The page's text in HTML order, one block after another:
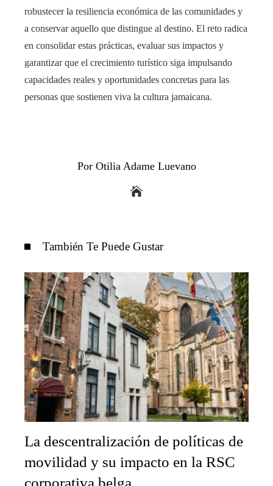
robustecer la resiliencia económica de las comunidades y
a conservar aquello que distingue al destino. El reto radica
en consolidar estas prácticas, evaluar sus impactos y
garantizar que el crecimiento turístico siga impulsando
capacidades reales y oportunidades concretas para las
personas que sostienen viva la cultura jamaicana.
Por Otilia Adame Luevano
También Te Puede Gustar
La descentralización de políticas de
movilidad y su impacto en la RSC